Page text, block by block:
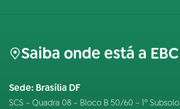
Saiba onde está a EBC
Sede: Brasília DF
SCS – Quadra 08 – Bloco B 50/60 – 1º Subsolo